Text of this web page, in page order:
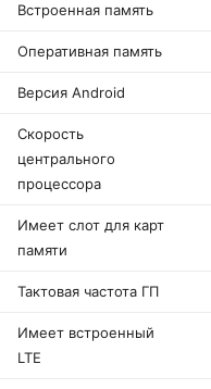
Встроенная память
Оперативная память
Версия Android
Скорость
центрального
процессора
Имеет слот для карт
памяти
Тактовая частота ГП
Имеет встроенный
LTE